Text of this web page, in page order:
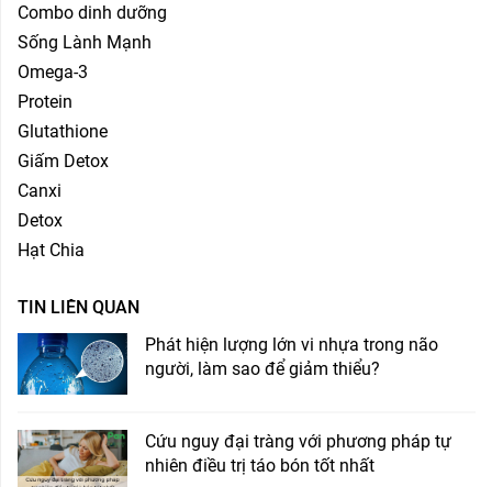
Combo dinh dưỡng
Sống Lành Mạnh
Omega-3
Protein
Glutathione
Giấm Detox
Canxi
Detox
Hạt Chia
TIN LIÊN QUAN
Phát hiện lượng lớn vi nhựa trong não
người, làm sao để giảm thiểu?
Cứu nguy đại tràng với phương pháp tự
nhiên điều trị táo bón tốt nhất